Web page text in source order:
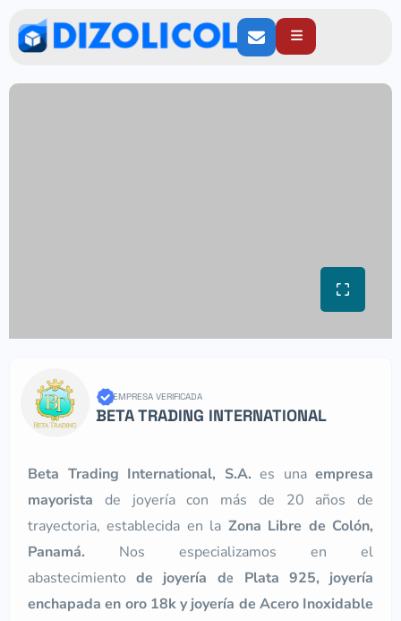
EMPRESA VERIFICADA
BETA TRADING INTERNATIONAL
Beta Trading International, S.A. es una empresa
mayorista de joyería con más de 20 años de
trayectoria, establecida en la Zona Libre de Colón,
Panamá. Nos especializamos en el
abastecimiento de joyería de Plata 925, joyería
enchapada en oro 18k y joyería de Acero Inoxidable